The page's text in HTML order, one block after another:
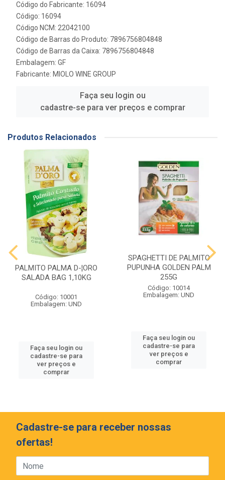
Código do Fabricante: 16094
Código: 16094
Código NCM: 22042100
Código de Barras do Produto: 7896756804848
Código de Barras da Caixa: 7896756804848
Embalagem: GF
Fabricante: MIOLO WINE GROUP
Faça seu login ou
cadastre-se para ver preços e comprar
Produtos Relacionados
PALMITO PALMA D-¦ORO
SALADA BAG 1,10KG
Código: 10001
Embalagem: UND
Faça seu login ou
cadastre-se para
ver preços e
comprar
SPAGHETTI DE PALMITO
PUPUNHA GOLDEN PALM
255G
Código: 10014
Embalagem: UND
Faça seu login ou
cadastre-se para
ver preços e
comprar
Cadastre-se para receber nossas
ofertas!